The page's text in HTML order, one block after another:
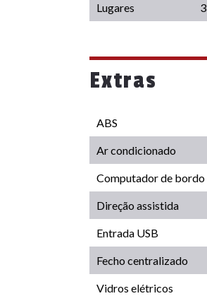
Lugares 3
Extras
ABS
Ar condicionado
Computador de bordo
Direção assistida
Entrada USB
Fecho centralizado
Vidros elétricos